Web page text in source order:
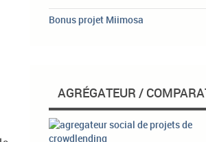
Bonus projet Miimosa
AGRÉGATEUR /